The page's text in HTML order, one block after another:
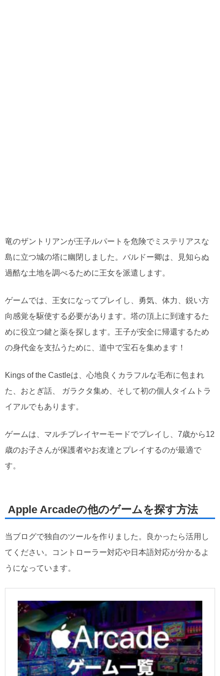
竜のザントリアンが王子ルパートを危険でミステリアスな
島に立つ城の塔に幽閉しました。バルドー卿は、見知らぬ
過酷な土地を調べるために王女を派遣します。
ゲームでは、王女になってプレイし、勇気、体力、鋭い方
向感覚を駆使する必要があります。塔の頂上に到達するた
めに役立つ鍵と薬を探します。王子が安全に帰還するため
の身代金を支払うために、道中で宝石を集めます！
Kings of the Castleは、心地良くカラフルな毛布に包まれ
た、おとぎ話、 ガラクタ集め、そして初の個人タイムトラ
イアルでもあります。
ゲームは、マルチプレイヤーモードでプレイし、7歳から12
歳のお子さんが保護者やお友達とプレイするのが最適で
す。
Apple Arcadeの他のゲームを探す方法
当ブログで独自のツールを作りました。良かったら活用し
てください。コントローラー対応や日本語対応が分かるよ
うになっています。